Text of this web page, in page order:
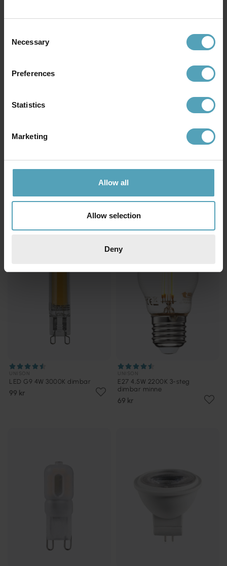
Selection
Necessary
Preferences
Statistics
Marketing
Allow all
Allow selection
Deny
LED E14 klot 2W 2700K dimbar
LED G9 4W 3000K dimbar
99 kr
E27 4,5W 2200K 3-steg
dimbar minne
69 kr